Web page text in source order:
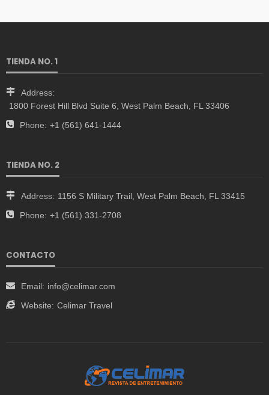
TIENDA NO. 1
Address:
1800 Forest Hill Blvd Suite 6, West Palm Beach, FL 33406
Phone: +1 (561) 641-1444
TIENDA NO. 2
Address: 1156 S Military Trail, West Palm Beach, FL 33415
Phone: +1 (561) 331-2708
CONTACTO
Email: info@celimar.com
Website: Celimar Travel